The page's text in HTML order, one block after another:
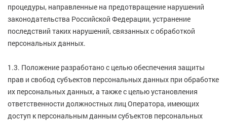
Уход за больными
Витаминыи БАД
8 800 775 00 39 Вакансии
процедуры, направленные на предотвращение нарушений
законодательства Российской Федерации, устранение
последствий таких нарушений, связанных с обработкой
персональных данных.
1.3. Положение разработано с целью обеспечения защиты
прав и свобод субъектов персональных данных при обработке
их персональных данных, а также с целью установления
ответственности должностных лиц Оператора, имеющих
доступ к персональным данным субъектов персональных